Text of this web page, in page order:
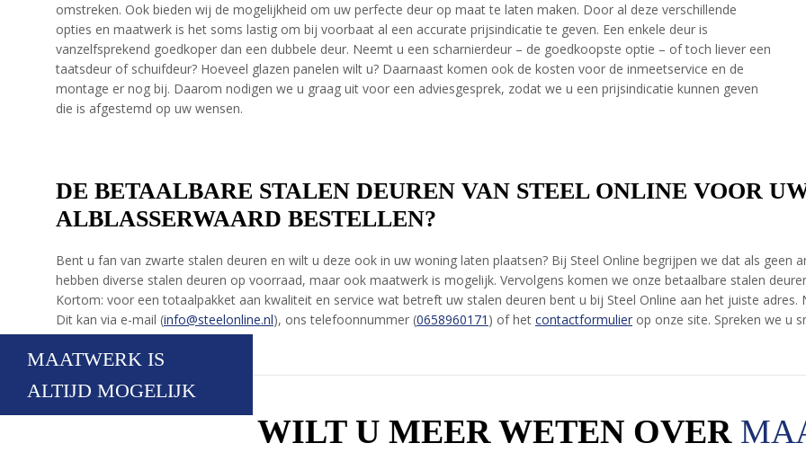
omstreken. Ook bieden wij de mogelijkheid om uw perfecte deur op maat te laten maken. Door al deze verschillende
opties en maatwerk is het soms lastig om bij voorbaat al een accurate prijsindicatie te geven. Een enkele deur is
vanzelfsprekend goedkoper dan een dubbele deur. Neemt u een scharnierdeur – de goedkoopste optie – of toch liever een
taatsdeur of schuifdeur? Hoeveel glazen panelen wilt u? Daarnaast komen ook de kosten voor de inmeetservice en de
montage er nog bij. Daarom nodigen we u graag uit voor een adviesgesprek, zodat we u een prijsindicatie kunnen geven
die is afgestemd op uw wensen.
DE BETAALBARE STALEN DEUREN VAN STEEL ONLINE VOOR
ALBLASSERWAARD BESTELLEN?
Bent u fan van zwarte stalen deuren en wilt u deze ook in uw woning laten plaatsen? Bij Steel Online begrijpen we dat als geen
hebben diverse stalen deuren op voorraad, maar ook maatwerk is mogelijk. Vervolgens komen we onze betaalbare stalen
Kortom: voor een totaalpakket aan kwaliteit en service wat betreft uw stalen deuren bent u bij Steel Online aan het juiste
Dit kan via e-mail (info@steelonline.nl), ons telefoonnummer (0658960171 ) of het contactformulier op onze site. Spreken we u
WILT U MEER WETEN OVER
MAATWERK IS
ALTIJD MOGELIJK